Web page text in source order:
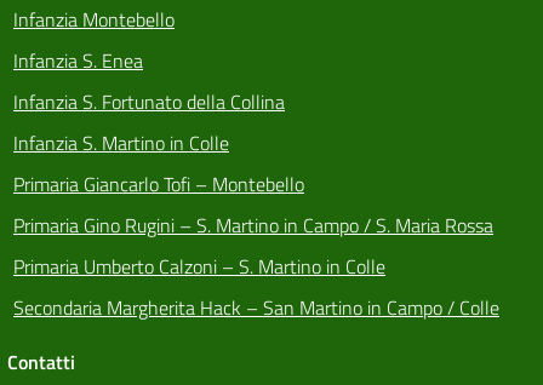
Infanzia Montebello
Infanzia S. Enea
Infanzia S. Fortunato della Collina
Infanzia S. Martino in Colle
Primaria Giancarlo Tofi – Montebello
Primaria Gino Rugini – S. Martino in Campo / S. Maria Rossa
Primaria Umberto Calzoni – S. Martino in Colle
Secondaria Margherita Hack – San Martino in Campo / Colle
Contatti